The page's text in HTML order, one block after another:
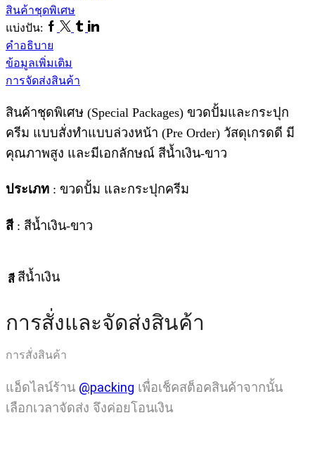
และ
กระปุก
ครีม
SP043
ชิ้น
สินค้าชุดพิเศษ
แบ่งปัน: Facebook
Twitter
TumblrLinkedin
คำอธิบาย
ข้อมูลเพิ่มเติม
การจัดส่งสินค้า
สินค้าชุดพิเศษ (Special Packages) ขวดปั้มและกระปุก
ครีม แบบสั่งทำแบบล่วงหน้า (Pre Order) วัสดุเกรดดี มี
คุณภาพสูง และมีเอกลักษณ์ สีน้ำเงิน-ขาว
ประเภท : ขวดปั้ม และกระปุกครีม
สี: สีน้ำเงิน-ขาว
สี สีน้ำเงิน
การสั่งและจัดส่งสินค้า
การสั่งสินค้า
แอ็ดไลน์ร้าน @packing เพื่อเช็คสต็อคสินค้าจากนั้น
เลือกเวลาจัดส่ง จึงค่อยโอนเงิน